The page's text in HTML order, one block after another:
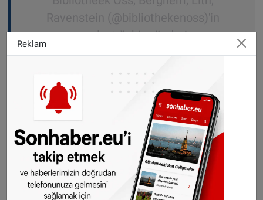
paylaştığı bir gönderi
Kitap teslim etmeden önce kontrol edin
Yaşanan olayın ardından kütüphane yönetimi,
okuyuculara kitaplarını iade etmeden önce
mutlaka kontrol etmeleri tavsiyesinde bulundu.
Kitap sayfaları arasında yalnızca ayraç değil,
önemli belgeler, notlar veya para gibi değerli
Reklam